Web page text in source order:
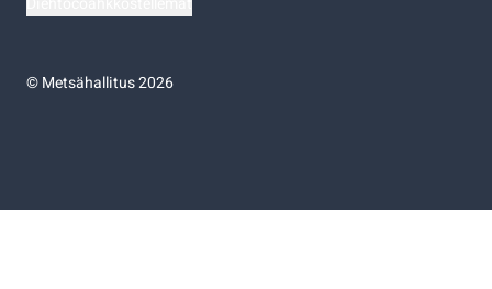
©Metsähallitus 2026